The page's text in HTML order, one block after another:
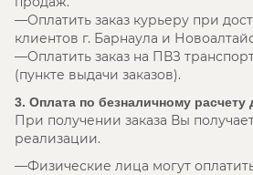
Оплатить заказ курьеру при
клиентов г. Барнаула и
Оплатить заказ на ПВЗ
(пункте выдачи заказов).
3. Оплата по безналичному
При получении заказа Вы
реализации.
Физические лица могут